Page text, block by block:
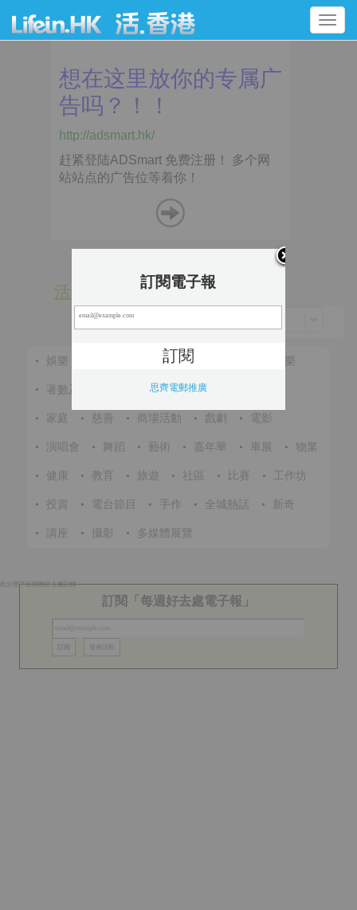
Toggle
navigation
活 動
• 娛樂 • 節慶 音樂
• 著數及優惠 • 體育 •
• 家庭 • 慈善 • 商場活動 • 戲劇 • 電影
• 演唱會 • 舞蹈 • 藝術 • 嘉年華 • 車展 • 物業
• 健康 • 教育 • 旅遊 • 社區 • 比賽 • 工作坊
• 投資 • 電台節目 • 手作 • 全城熱話 • 新奇
• 講座 • 攝影 • 多媒體展覽
此分類下近期無好去處記錄
訂閱「每週好去處電子報」
訂閱電子報
思齊電郵推廣